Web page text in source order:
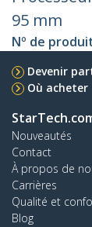
95 mm
Nº de
Devenir
Où acheter
Nouveautés
Contact
À propos de
Carrières
Qualité et
Blog